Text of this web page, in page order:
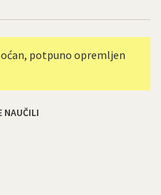
potpuno opremljen
NAUČILI